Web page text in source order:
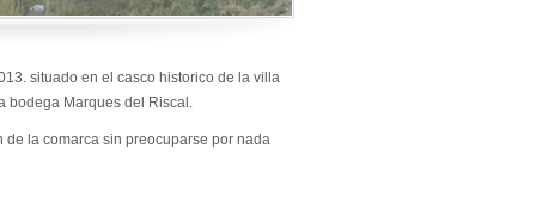
situado en el casco historico de la villa
bodega Marques del Riscal.
la comarca sin preocuparse por nada